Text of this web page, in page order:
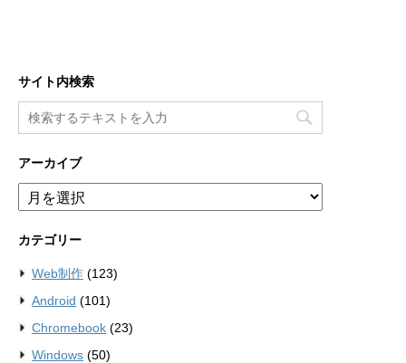
サイト内検索
アーカイブ
ア
ー
イ
ブ
カテゴリー
Web制作 (123)
Android (101)
Chromebook (23)
Windows (50)